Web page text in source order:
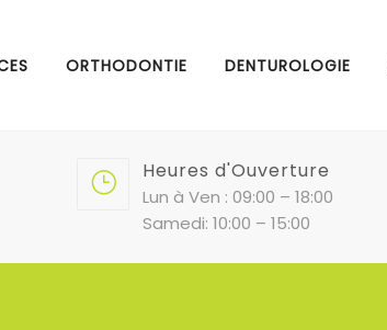
ORTHODONTIE DENTUROLOGIE
Heures d'Ouverture
Lun à Ven : 09:00 – 18:00
Samedi: 10:00 – 15:00